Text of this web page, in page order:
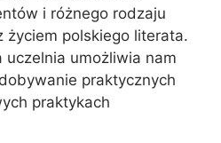
i różnego rodzaju
życiem polskiego literata.
uczelnia umożliwia nam
praktycznych
praktykach